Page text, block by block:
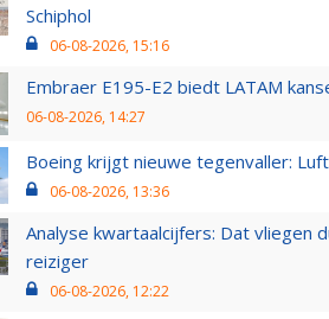
Schiphol
06-08-2026, 15:16
Embraer E195-E2 biedt LATAM
06-08-2026, 14:27
Boeing krijgt nieuwe tegenvaller:
06-08-2026, 13:36
Analyse kwartaalcijfers: Dat vliegen
reiziger
06-08-2026, 12:22